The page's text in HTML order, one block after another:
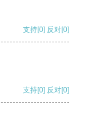
支持[0] 反对[0]
支持[0] 反对[0]